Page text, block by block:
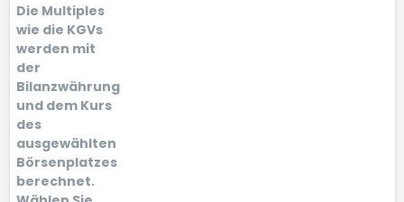
Die Multiples
wie die KGVs
werden mit
der
Bilanzwährung
und dem Kurs
des
ausgewählten
Börsenplatzes
berechnet.